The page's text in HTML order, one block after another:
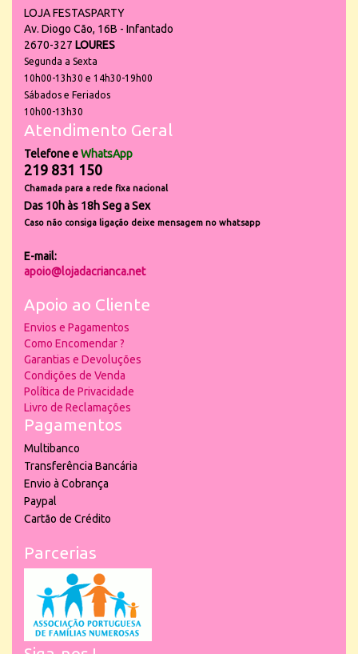
LOJA FESTASPARTY
Av. Diogo Cão, 16B - Infantado
2670-327 LOURES
Segunda a Sexta
10h00-13h30 e 14h30-19h00
Sábados e Feriados
10h00-13h30
Atendimento Geral
Telefone eWhatsApp
219 831 150
Chamada para a rede fixa nacional
Das 10h às 18h Seg a Sex
Caso não consiga ligação deixe mensagem no whatsapp
E-mail:
apoio@lojadacrianca.net
Apoio ao Cliente
Envios e Pagamentos
Como Encomendar ?
Garantias e Devoluções
Condições de Venda
Política de Privacidade
Livro de Reclamações
Pagamentos
Multibanco
Transferência Bancária
Envio à Cobrança
Paypal
Cartão de Crédito
Parcerias